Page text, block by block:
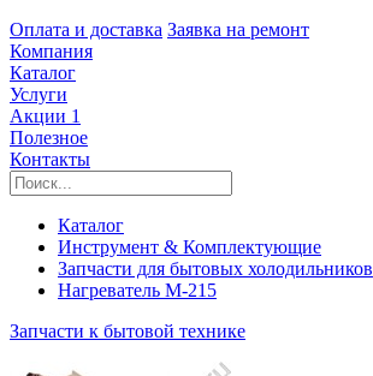
Оплата и доставка Заявка на ремонт
Компания
Каталог
Услуги
Акции 1
Полезное
Контакты
Каталог
Инструмент & Комплектующие
Запчасти для бытовых холодильников
Нагреватель М-215
Запчасти к бытовой технике